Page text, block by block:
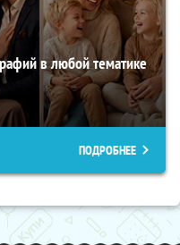
в любой тематике
ПОДРОБНЕЕ